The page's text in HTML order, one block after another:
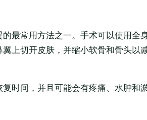
最常用方法之一。手术可以使用全
上切开皮肤，并缩小软骨和骨头以
时间，并且可能会有疼痛、水肿和